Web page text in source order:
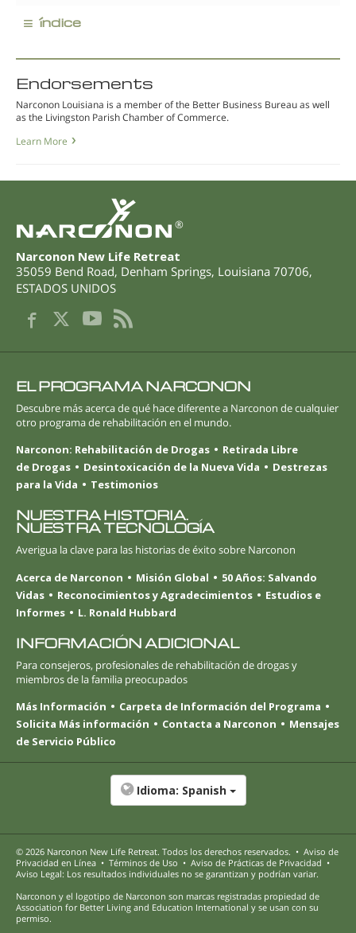
≡ índice
Endorsements
Narconon Louisiana is a member of the Better Business Bureau as well
as the Livingston Parish Chamber of Commerce.
Learn More
®
Narconon New Life Retreat
35059 Bend Road, Denham Springs, Louisiana 70706,
ESTADOS UNIDOS
EL PROGRAMA NARCONON
Descubre más acerca de qué hace diferente a Narconon de cualquier
otro programa de rehabilitación en el mundo.
Narconon: Rehabilitación de Drogas
Retirada Libre
de Drogas
Desintoxicación de la Nueva Vida
Destrezas
para la Vida
Testimonios
NUESTRA HISTORIA.
NUESTRA TECNOLOGÍA
Averigua la clave para las historias de éxito sobre Narconon
Acerca de Narconon
Misión Global
50 Años: Salvando
Vidas
Reconocimientos y Agradecimientos
Estudios e
Informes
L. Ronald Hubbard
INFORMACIÓN ADICIONAL
Para consejeros, profesionales de rehabilitación de drogas y
miembros de la familia preocupados
Más Información
Carpeta de Información del Programa
Solicita Más información
Contacta a Narconon
Mensajes
de Servicio Público
Idioma: Spanish
© 2026 Narconon New Life Retreat. Todos los derechos reservados. • Aviso de
Privacidad en Línea • Términos de Uso • Aviso de Prácticas de Privacidad •
Aviso Legal: Los resultados individuales no se garantizan y podrían variar.
Narconon y el logotipo de Narconon son marcas registradas propiedad de
Association for Better Living and Education International y se usan con su
permiso.